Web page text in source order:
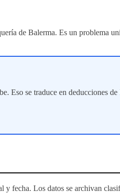
de Balerma. Es un problema
Eso se traduce en deducciones
fecha. Los datos se archivan